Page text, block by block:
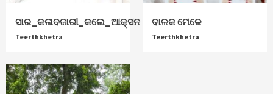
ସାର_କଳାବଜାରୀ_କଲେ_ଆକ୍ସନ
Teerthkhetra
ବାଳକ ମେଳେ
Teerthkhetra